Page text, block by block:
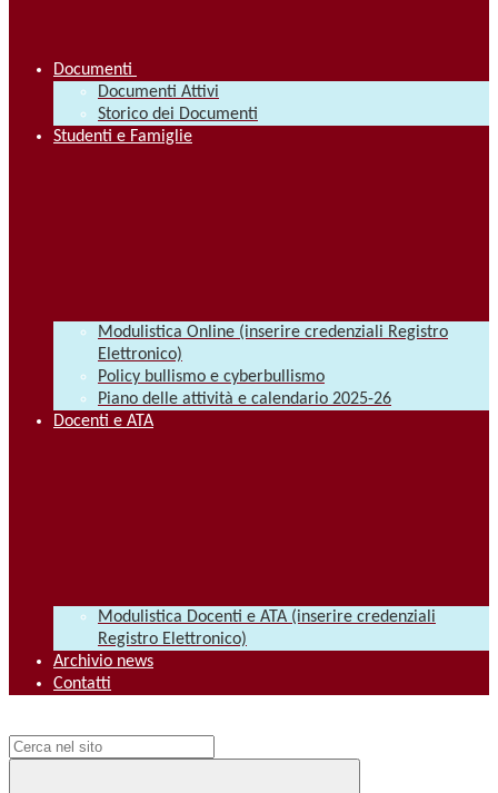
Documenti
Documenti Attivi
Storico dei Documenti
Studenti e Famiglie
Modulistica Online (inserire credenziali Registro
Elettronico)
Policy bullismo e cyberbullismo
Piano delle attività e calendario 2025-26
Docenti e ATA
Modulistica Docenti e ATA (inserire credenziali
Registro Elettronico)
Archivio news
Contatti